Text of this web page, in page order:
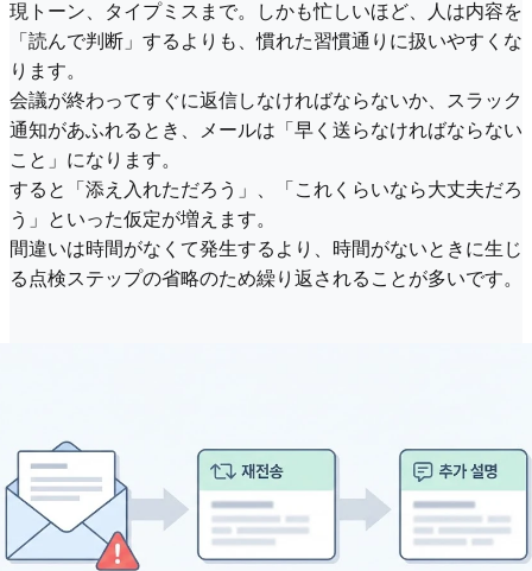
現トーン、タイプミスまで。しかも忙しいほど、人は内容を
「読んで判断」するよりも、慣れた習慣通りに扱いやすくな
ります。
会議が終わってすぐに返信しなければならないか、スラック
通知があふれるとき、メールは「早く送らなければならない
こと」になります。
すると「添え入れただろう」、「これくらいなら大丈夫だろ
う」といった仮定が増えます。
間違いは時間がなくて発生するより、時間がないときに生じ
る点検ステップの省略のため繰り返されることが多いです。